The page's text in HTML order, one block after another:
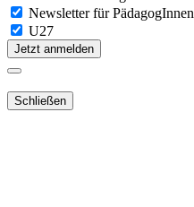
Newsletter für PädagogInnen
U27
Jetzt anmelden
Schließen